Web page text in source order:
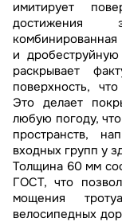
имитирует
достижения
и
раскрывает
поверхность,
Это делает
любую погоду,
пространств,
входных групп у
Толщина 60 мм
ГОСТ, что
мощения
велосипедных